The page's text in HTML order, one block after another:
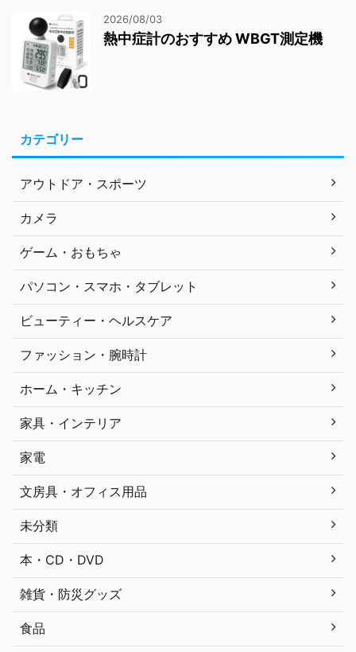
2026/08/03
熱中症計のおすすめ WBGT測定機
カテゴリー
アウトドア・スポーツ
カメラ
ゲーム・おもちゃ
パソコン・スマホ・タブレット
ビューティー・ヘルスケア
ファッション・腕時計
ホーム・キッチン
家具・インテリア
家電
文房具・オフィス用品
未分類
本・CD・DVD
雑貨・防災グッズ
食品